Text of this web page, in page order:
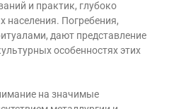
и практик, глубоко
населения. Погребения,
дают представление
особенностях этих
на значимые